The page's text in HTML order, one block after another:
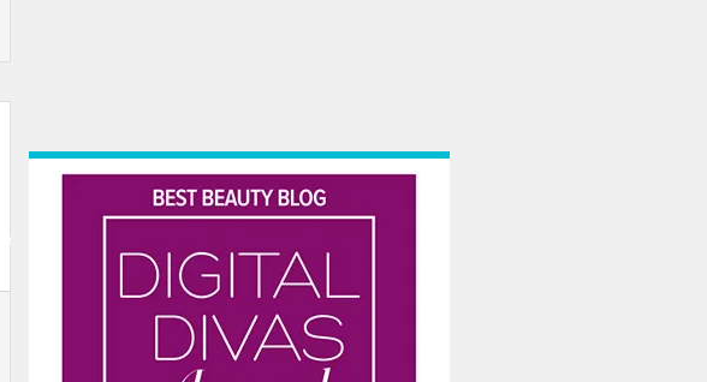
celor cu probleme. Si ne referim in prima faza la copiii din centrele de plasament si la cei mai